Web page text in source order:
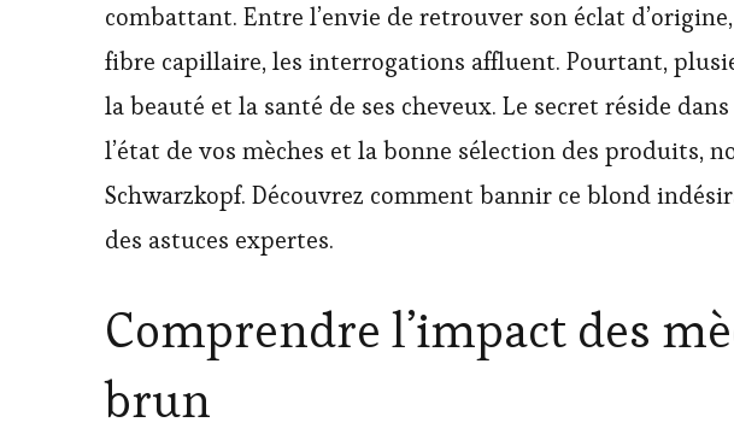
combattant. Entre l’envie de retrouver son éclat
fibre capillaire, les interrogations affluent. Pourtant,
la beauté et la santé de ses cheveux. Le secret réside
l’état de vos mèches et la bonne sélection des produits,
Schwarzkopf. Découvrez comment bannir ce blond
des astuces expertes.
Comprendre l’impact des
brun